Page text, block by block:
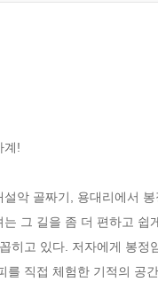
계!
악 골짜기, 용대리에서
그 길을 좀 더 편하고
히고 있다. 저자에게 봉
를 직접 체험한 기적의 공